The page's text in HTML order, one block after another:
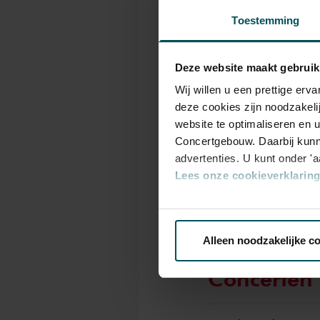
Toestemming
Deze website maakt
Wij willen u een prettige
deze cookies zijn
website te optimaliseren en
Concertgebouw. Daarbij
advertenties. U kunt onder
Lees onze
Via decookieverklaringop
We werken samen met32
Alleen noodzakelijke
In de
samengestelde
concerten, die
orkestmusici te
uit het orkest
kamermuziekwerk
stelde een
worden